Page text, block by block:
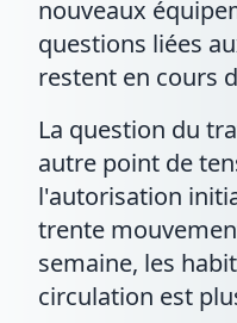
nouveaux
questions liées
restent en cours
La question du
autre point de
l'autorisation
trente
semaine, les
circulation est